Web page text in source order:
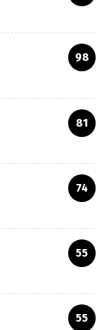
98
81
74
55
55